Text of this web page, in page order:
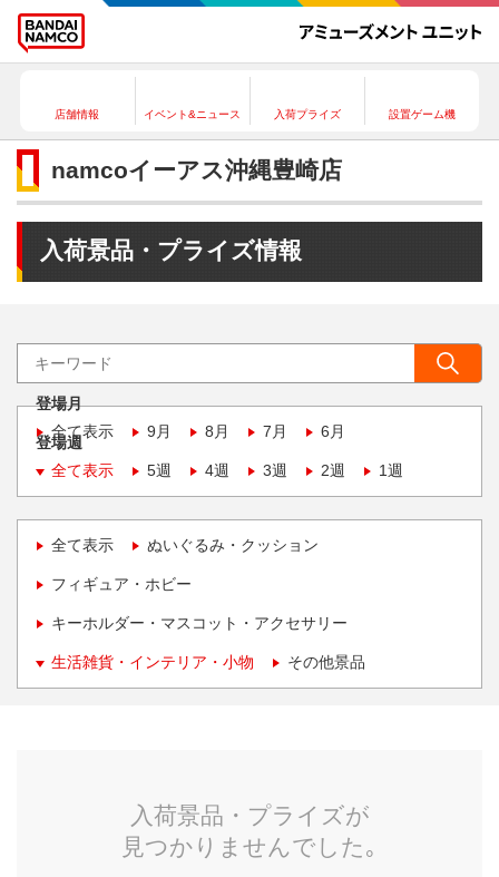
店舗情報 イベント&ニュース 入荷プライズ 設置ゲーム機
namcoイーアス沖縄豊崎店
入荷景品・プライズ情報
登場月
全て表示
9月 8月 7月 6月
登場週
全て表示
5週 4週 3週 2週 1週
全て表示 ぬいぐるみ・クッション
フィギュア・ホビー
キーホルダー・マスコット・アクセサリー
生活雑貨・インテリア・小物 その他景品